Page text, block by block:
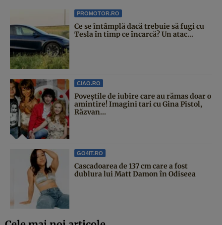
PROMOTOR.RO
Ce se întâmplă dacă trebuie să fugi cu
Tesla în timp ce încarcă? Un atac...
CIAO.RO
Poveştile de iubire care au rămas doar o
amintire! Imagini tari cu Gina Pistol,
Răzvan...
GO4IT.RO
Cascadoarea de 137 cm care a fost
dublura lui Matt Damon în Odiseea